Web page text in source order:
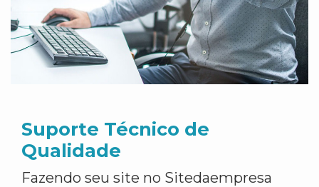
Suporte Técnico de
Qualidade
Fazendo seu site no Sitedaempresa